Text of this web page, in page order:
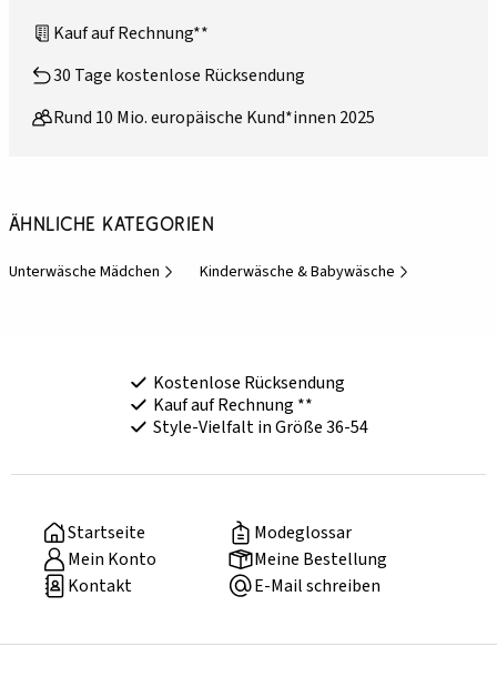
Kauf auf Rechnung**
30 Tage kostenlose Rücksendung
Rund 10 Mio. europäische Kund*innen 2025
Ähnliche Kategorien
Unterwäsche Mädchen Kinderwäsche & Babywäsche
Kostenlose Rücksendung
Kauf auf Rechnung **
Style-Vielfalt in Größe 36-54
Startseite
Modeglossar
Mein Konto
Meine Bestellung
Kontakt
E-Mail schreiben